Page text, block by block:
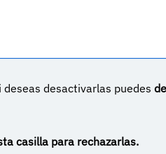
es un proyecto sin ánimo
desactivarlas puedes
casilla para rechazarlas.